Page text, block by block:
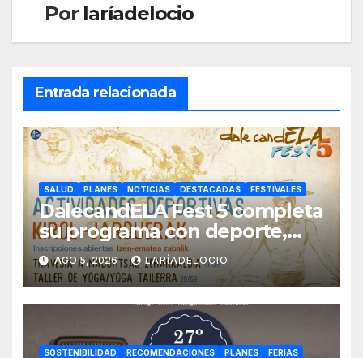
Por laríadelocio
Entrada relacionada
SALUD PLANES NOTICIAS DESTACADAS FESTIVALES
DalecandELA Fest 5 completa
su programa con deporte,
medioambiente y tecnología
inclusiva
AGO 5, 2026 LARÍADELOCIO
SOSTENIBILIDAD RECOMENDACIONES PLANES
FERIAS